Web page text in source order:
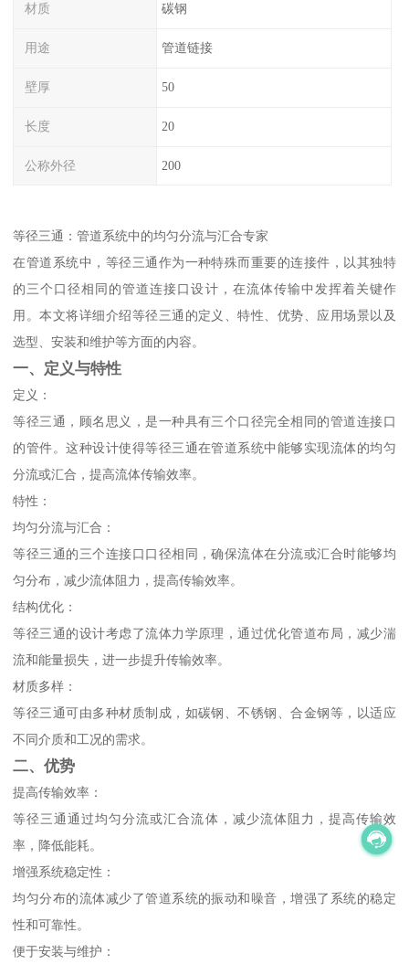
材质 碳钢
用途 管道链接
壁厚 50
长度 20
公称外径 200
等径三通：管道系统中的均匀分流与汇合专家
在管道系统中，等径三通作为一种特殊而重要的连接件，以其独特
的三个口径相同的管道连接口设计，在流体传输中发挥着关键作
用。本文将详细介绍等径三通的定义、特性、优势、应用场景以及
选型、安装和维护等方面的内容。
一、定义与特性
定义：
等径三通，顾名思义，是一种具有三个口径完全相同的管道连接口
的管件。这种设计使得等径三通在管道系统中能够实现流体的均匀
分流或汇合，提高流体传输效率。
特性：
均匀分流与汇合：
等径三通的三个连接口口径相同，确保流体在分流或汇合时能够均
匀分布，减少流体阻力，提高传输效率。
结构优化：
等径三通的设计考虑了流体力学原理，通过优化管道布局，减少湍
流和能量损失，进一步提升传输效率。
材质多样：
等径三通可由多种材质制成，如碳钢、不锈钢、合金钢等，以适应
不同介质和工况的需求。
二、优势
提高传输效率：
等径三通通过均匀分流或汇合流体，减少流体阻力，提高传输效
率，降低能耗。
增强系统稳定性：
均匀分布的流体减少了管道系统的振动和噪音，增强了系统的稳定
性和可靠性。
便于安装与维护：